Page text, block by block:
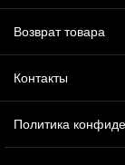
Возврат товара
Контакты
Политика